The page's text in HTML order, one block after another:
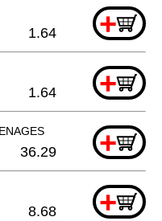
+
1.64
+
1.64
+
36.29
+
8.68